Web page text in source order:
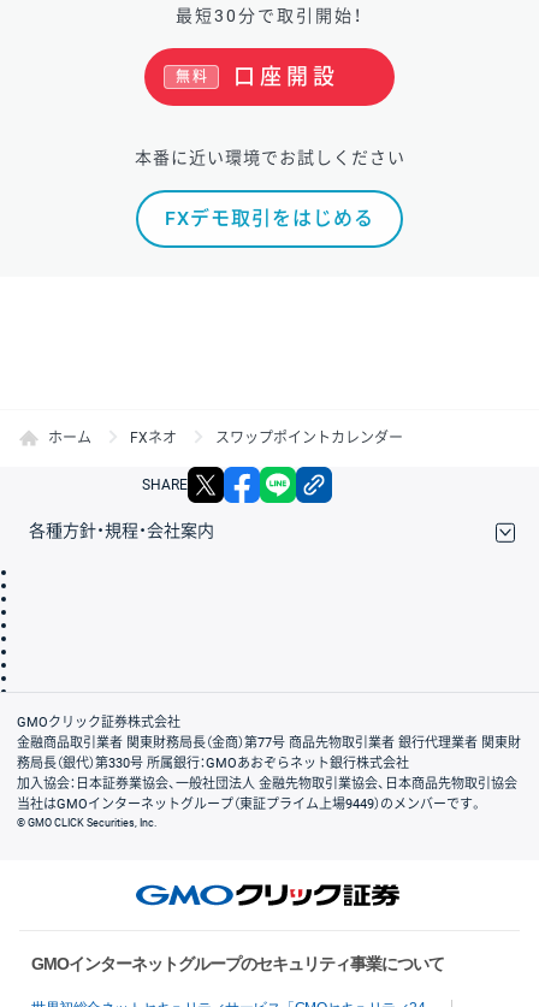
最短30分で取引開始！
口座開設
無料
本番に近い環境でお試しください
FXデモ取引をはじめる
ホーム FXネオ スワップポイントカレンダー
SHARE X facebook
各種方針・規程・会社案内
会社案内
GMOクリック証券株式会社
金融商品取引業者 関東財務局長（金商）第77号 商品先物取引業者 銀行代理業者 関東財
務局長（銀代）第330号 所属銀行：GMOあおぞらネット銀行株式会社
加入協会：日本証券業協会、一般社団法人 金融先物取引業協会、日本商品先物取引協会
当社はGMOインターネットグループ（東証プライム上場9449）のメンバーです。
© GMO CLICK Securities, Inc.
GMOインターネットグループのセキュリティ事業について